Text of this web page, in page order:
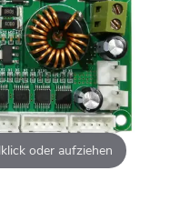
oder aufziehen